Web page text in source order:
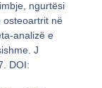
ngurtësi
osteoartrit në
analizë e
J
DOI: